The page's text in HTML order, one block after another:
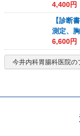
4,400円
【診断
測定、
6,600円
今井内科胃腸科医院の